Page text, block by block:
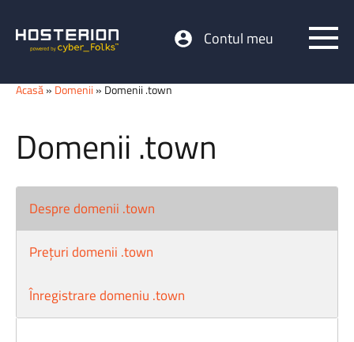
Contul meu
Acasă» Domenii » Domenii .town
Domenii .town
Despre domenii .town
Prețuri domenii .town
Înregistrare domeniu .town